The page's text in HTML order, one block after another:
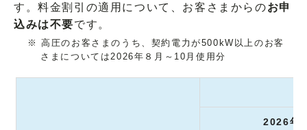
す。料金割引の適用について、お客さまからのお申
込みは不要です。
※ 高圧のお客さまのうち、契約電力が500kW以上のお客
さまについては2026年８月～10月使用分
2026年